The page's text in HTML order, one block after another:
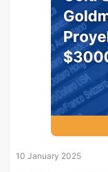
10 January 2025